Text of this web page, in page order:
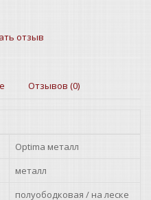
отзыв
Отзывов (0)
Optima металл
металл
полуободковая / на леске